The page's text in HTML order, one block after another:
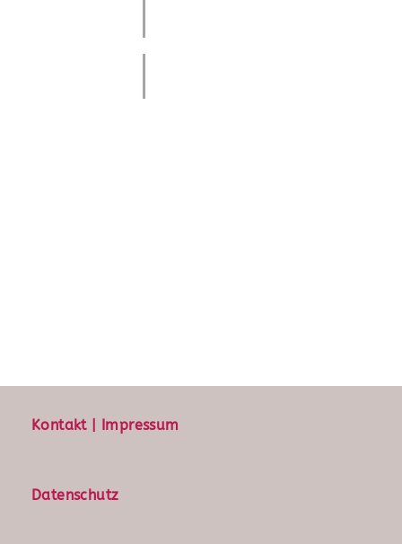
Kontakt | Impressum
Datenschutz